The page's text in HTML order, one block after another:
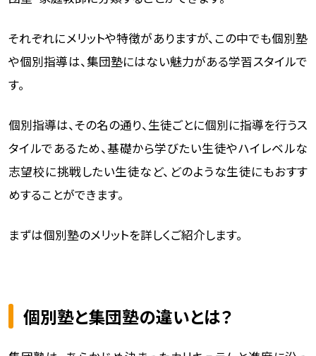
それぞれにメリットや特徴がありますが、この中でも個別塾
や個別指導は、集団塾にはない魅力がある学習スタイルで
す。
個別指導は、その名の通り、生徒ごとに個別に指導を行うス
タイルであるため、基礎から学びたい生徒やハイレベルな
志望校に挑戦したい生徒など、どのような生徒にもおすす
めすることができます。
まずは個別塾のメリットを詳しくご紹介します。
個別塾と集団塾の違いとは？